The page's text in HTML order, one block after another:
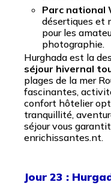
Parc national
désertiques et
pour les
photographie.
Hurghada est la
séjour hivernal
plages de la mer
fascinantes,
confort hôtelier
tranquillité,
séjour vous
enrichissantes.nt.
Jour 23 :